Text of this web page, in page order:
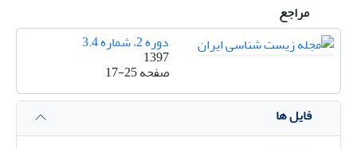
مراجع
دوره 2، شماره 3.4
1397
صفحه17-25
فایل ها